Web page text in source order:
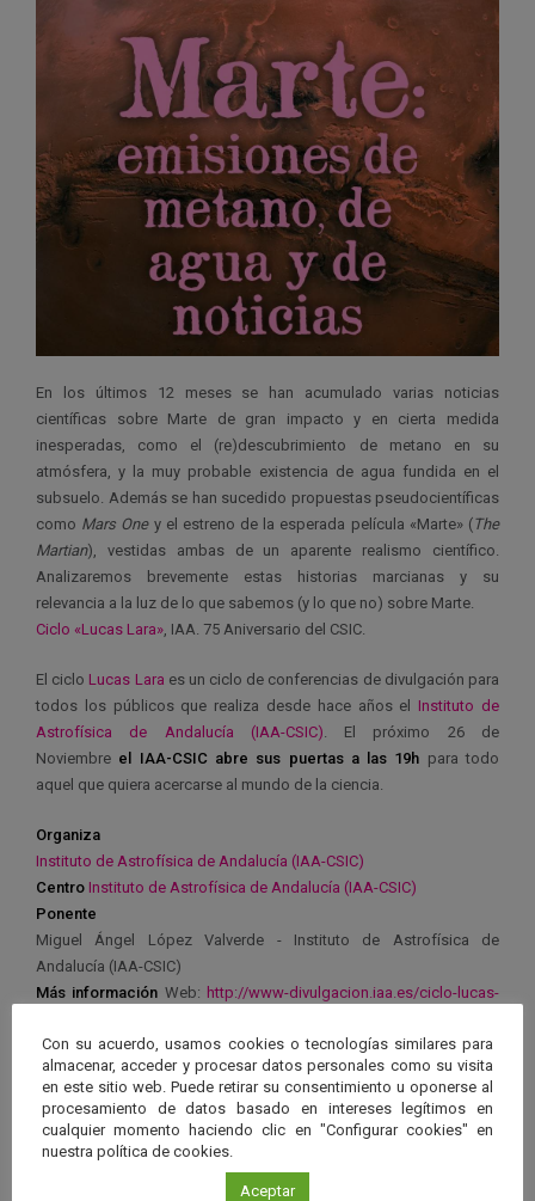
En los últimos 12 meses se han acumulado varias noticias
científicas sobre Marte de gran impacto y en cierta medida
inesperadas, como el (re)descubrimiento de metano en su
atmósfera, y la muy probable existencia de agua fundida en el
subsuelo. Además se han sucedido propuestas pseudocientíficas
como Mars Oney el estreno de la esperada película «Marte» (The
Martian), vestidas ambas de un aparente realismo científico.
Analizaremos brevemente estas historias marcianas y su
relevancia a la luz de lo que sabemos (y lo que no) sobre Marte.
Ciclo «Lucas Lara» , IAA. 75 Aniversario del CSIC.
El ciclo Lucas Lara es un ciclo de conferencias de divulgación para
todos los públicos que realiza desde hace años el Instituto de
Astrofísica de Andalucía (IAA-CSIC) . El próximo 26 de
Noviembre el IAA-CSIC abre sus puertas a las 19h para todo
aquel que quiera acercarse al mundo de la ciencia.
Organiza
Instituto de Astrofísica de Andalucía (IAA-CSIC)
Centro Instituto de Astrofísica de Andalucía (IAA-CSIC)
Ponente
Miguel Ángel López Valverde - Instituto de Astrofísica de
Andalucía (IAA-CSIC)
Más información Web: http://www-divulgacion.iaa.es/ciclo-lucas-
Próximos eventos
Con su acuerdo, usamos cookies o tecnologías similares para
almacenar, acceder y procesar datos personales como su visita
en este sitio web. Puede retirar su consentimiento u oponerse al
procesamiento de datos basado en intereses legítimos en
cualquier momento haciendo clic en "Configurar cookies" en
nuestra política de cookies.
Aceptar